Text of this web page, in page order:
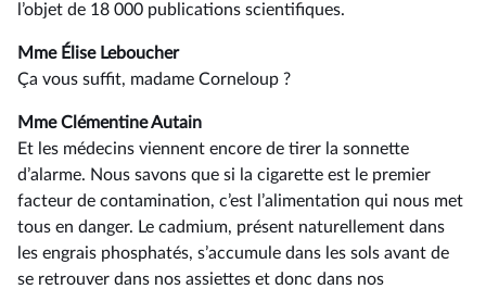
l’objet de 18 000 publications scientifiques.
Mme Élise Leboucher
Ça vous suffit, madame Corneloup ?
Mme Clémentine Autain
Et les médecins viennent encore de tirer la sonnette
d’alarme. Nous savons que si la cigarette est le premier
facteur de contamination, c’est l’alimentation qui nous met
tous en danger. Le cadmium, présent naturellement dans
les engrais phosphatés, s’accumule dans les sols avant de
se retrouver dans nos assiettes et donc dans nos